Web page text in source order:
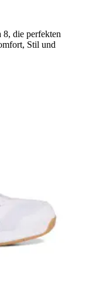
die perfekten
Stil und